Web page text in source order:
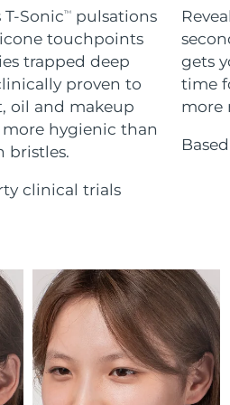
T-SonicTM
pulsations
touchpoints
trapped deep
proven to
oil and makeup
more hygienic than
bristles.
clinical trials
gets
time
more
eye massagers
care essentials
Whitening Gel
Mężczyźni
8/14/26
Oczekiwany czas dostawy
8/10/26
Oczekiwany czas dostawy
Oczekiwany czas dostawy
8/8/26
Oczekiwany czas dostawy
8/10/26
Oczekiwany czas dostawy
8/12/26